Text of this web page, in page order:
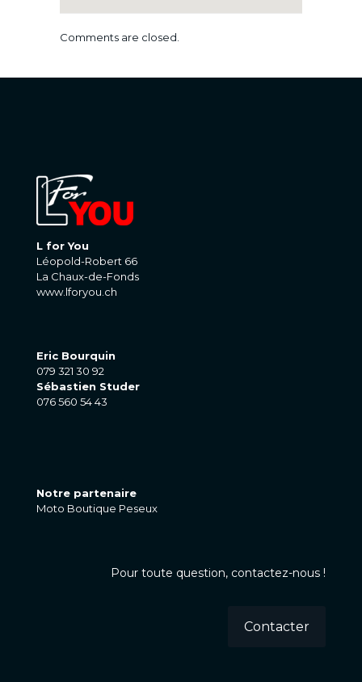
Comments are closed.
L for You
Léopold-Robert 66
La Chaux-de-Fonds
www.lforyou.ch
Eric Bourquin
079 321 30 92
Sébastien Studer
076 560 54 43
Notre partenaire
Moto Boutique Peseux
Pour toute question, contactez-nous !
Contacter